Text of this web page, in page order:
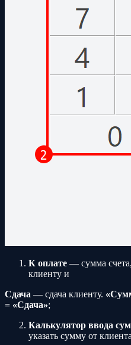
К оплате — сумма
клиенту и
Сдача — сдача клиенту.
= «Сдача»;
Калькулятор ввода
указать сумму от